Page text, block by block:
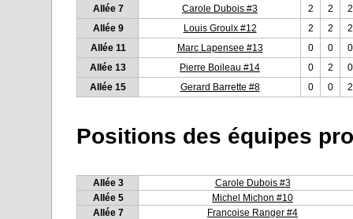
Allée 7
Carole Dubois #3 2 2
2
Allée 9
Louis Groulx #12 2 2
2
Allée 11
Marc Lapensee #13 0 0
0
Allée 13
Pierre Boileau #14 0 2
0
Allée 15
Gerard Barrette #8 0 0 2
Allée 3
Carole Dubois #3
Allée 5
Michel Michon #10
Allée 7
Francoise Ranger #4